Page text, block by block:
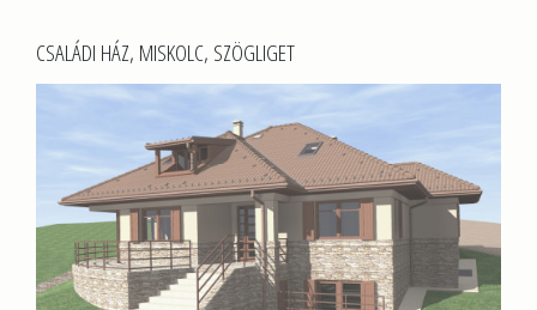
CSALÁDI HÁZ, MISKOLC, SZÖGLIGET